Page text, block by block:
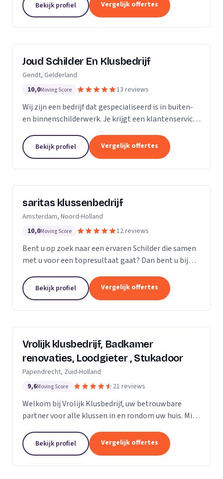
Bekijk profiel Vergelijk offertes
Joud Schilder En Klusbedrijf
Gendt, Gelderland
10,0Moving Score 13 reviews
Wij zijn een bedrijf dat gespecialiseerd is in buiten-
en binnenschilderwerk. Je krijgt een klantenservice
zijn van topmerken om de hoogst...
Bekijk profiel Vergelijk offertes
saritas klussenbedrijf
Amsterdam, Noord-Holland
10,0Moving Score 12 reviews
Bent u op zoek naar een ervaren Schilder die samen
met u voor een topresultaat gaat? Dan bent u bij
Persoonlijk contact en communicatie staat bij ons...
Bekijk profiel Vergelijk offertes
Vrolijk klusbedrijf, Badkamer
renovaties, Loodgieter , Stukadoor
Papendrecht, Zuid-Holland
9,6Moving Score 21 reviews
Welkom bij Vrolijk Klusbedrijf, uw betrouwbare
partner voor alle klussen in en rondom uw huis. Mijn
met bijna 20 jaar ervaring in de bouwsector. Ik...
Bekijk profiel Vergelijk offertes